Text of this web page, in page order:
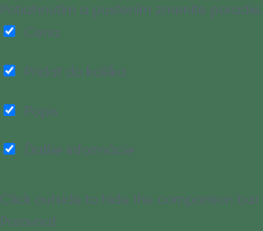
Potiahnutím a pustením zmeníte poradie.
Cena
Pridať do košíka
Popis
Ďalšie informácie
Click outside to hide the comparison bar
Porovnať